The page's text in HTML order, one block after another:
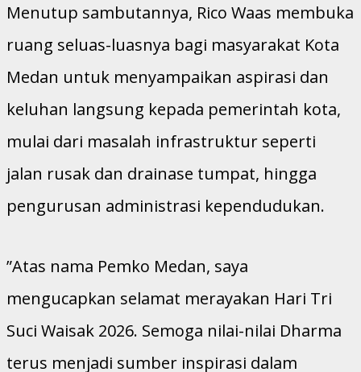
Menutup sambutannya, Rico Waas membuka
ruang seluas-luasnya bagi masyarakat Kota
Medan untuk menyampaikan aspirasi dan
keluhan langsung kepada pemerintah kota,
mulai dari masalah infrastruktur seperti
jalan rusak dan drainase tumpat, hingga
pengurusan administrasi kependudukan.
​”Atas nama Pemko Medan, saya
mengucapkan selamat merayakan Hari Tri
Suci Waisak 2026. Semoga nilai-nilai Dharma
terus menjadi sumber inspirasi dalam